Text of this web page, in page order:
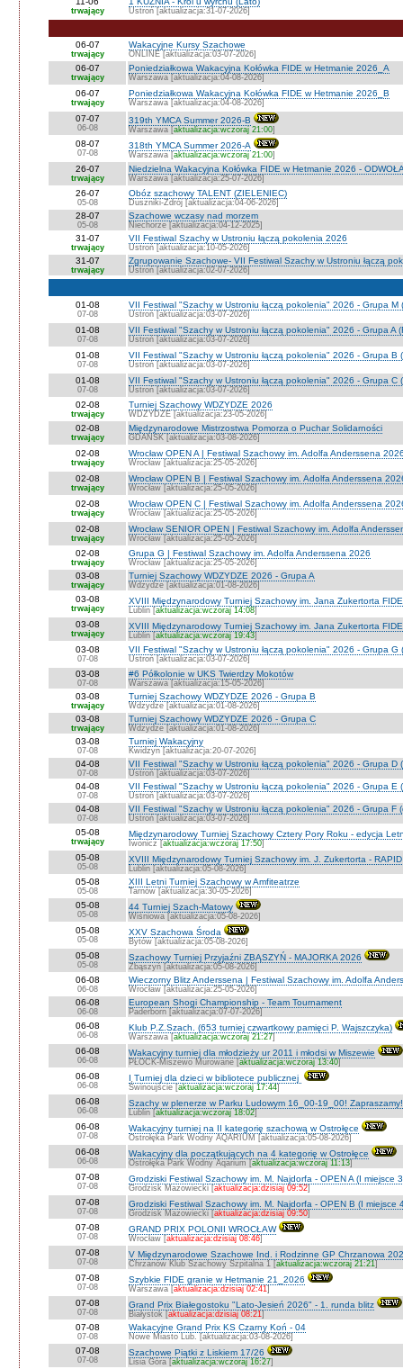
trwający Ustroń [aktualizacja:31-07-2026]
06-07
trwający
Wakacyjne Kursy Szachowe
ONLINE [aktualizacja:03-07-2026]
06-07
trwający
Poniedziałkowa Wakacyjna Kołówka FIDE w Hetmanie 2026_A
Warszawa [aktualizacja:04-08-2026]
06-07
trwający
Poniedziałkowa Wakacyjna Kołówka FIDE w Hetmanie 2026_B
Warszawa [aktualizacja:04-08-2026]
07-07
06-08
319th YMCA Summer 2026-B
Warszawa [aktualizacja:wczoraj 21:00]
08-07
07-08
318th YMCA Summer 2026-A
Warszawa [aktualizacja:wczoraj 21:00]
26-07
trwający
Niedzielna Wakacyjna Kołówka FIDE w Hetmanie 2026 -
Warszawa [aktualizacja:25-07-2026]
26-07
05-08
Obóz szachowy TALENT (ZIELENIEC)
Duszniki-Zdrój [aktualizacja:04-06-2026]
28-07
05-08
Szachowe wczasy nad morzem
Niechorze [aktualizacja:04-12-2025]
31-07
trwający
VII Festiwal Szachy w Ustroniu łączą pokolenia 2026
Ustroń [aktualizacja:10-05-2026]
31-07
trwający
Zgrupowanie Szachowe- VII Festiwal Szachy w Ustroniu łączą
Ustroń [aktualizacja:02-07-2026]
01-08
07-08
VII Festiwal "Szachy w Ustroniu łączą pokolenia" 2026 - Grupa M
Ustroń [aktualizacja:03-07-2026]
01-08
07-08
VII Festiwal "Szachy w Ustroniu łączą pokolenia" 2026 - Grupa A
Ustroń [aktualizacja:03-07-2026]
01-08
07-08
VII Festiwal "Szachy w Ustroniu łączą pokolenia" 2026 - Grupa B
Ustroń [aktualizacja:03-07-2026]
01-08
07-08
VII Festiwal "Szachy w Ustroniu łączą pokolenia" 2026 - Grupa C
Ustroń [aktualizacja:03-07-2026]
02-08
trwający
Turniej Szachowy WDZYDZE 2026
WDZYDZE [aktualizacja:23-05-2026]
02-08
trwający
Międzynarodowe Mistrzostwa Pomorza o Puchar Solidarności
GDAŃSK [aktualizacja:03-08-2026]
02-08
trwający
Wrocław OPEN A | Festiwal Szachowy im. Adolfa Anderssena
Wrocław [aktualizacja:25-05-2026]
02-08
trwający
Wrocław OPEN B | Festiwal Szachowy im. Adolfa Anderssena
Wrocław [aktualizacja:25-05-2026]
02-08
trwający
Wrocław OPEN C | Festiwal Szachowy im. Adolfa Anderssena
Wrocław [aktualizacja:25-05-2026]
02-08
trwający
Wrocław SENIOR OPEN | Festiwal Szachowy im. Adolfa
Wrocław [aktualizacja:25-05-2026]
02-08
trwający
Grupa G | Festiwal Szachowy im. Adolfa Anderssena 2026
Wrocław [aktualizacja:25-05-2026]
03-08
trwający
Turniej Szachowy WDZYDZE 2026 - Grupa A
Wdzydze [aktualizacja:01-08-2026]
03-08
trwający
XVIII Międzynarodowy Turniej Szachowy im. Jana Zukertorta
Lublin [aktualizacja:wczoraj 14:08]
03-08
trwający
XVIII Międzynarodowy Turniej Szachowy im. Jana Zukertorta
Lublin [aktualizacja:wczoraj 19:43]
03-08
07-08
VII Festiwal "Szachy w Ustroniu łączą pokolenia" 2026 - Grupa G
Ustroń [aktualizacja:03-07-2026]
03-08
07-08
#6 Półkolonie w UKS Twierdzy Mokotów
Warszawa [aktualizacja:15-05-2026]
03-08
trwający
Turniej Szachowy WDZYDZE 2026 - Grupa B
Wdzydze [aktualizacja:01-08-2026]
03-08
trwający
Turniej Szachowy WDZYDZE 2026 - Grupa C
Wdzydze [aktualizacja:01-08-2026]
03-08
07-08
Turniej Wakacyjny
Kwidzyn [aktualizacja:20-07-2026]
04-08
07-08
VII Festiwal "Szachy w Ustroniu łączą pokolenia" 2026 - Grupa D
Ustroń [aktualizacja:03-07-2026]
04-08
07-08
VII Festiwal "Szachy w Ustroniu łączą pokolenia" 2026 - Grupa E
Ustroń [aktualizacja:03-07-2026]
04-08
07-08
VII Festiwal "Szachy w Ustroniu łączą pokolenia" 2026 - Grupa F
Ustroń [aktualizacja:03-07-2026]
05-08
trwający
Międzynarodowy Turniej Szachowy Cztery Pory Roku - edycja
Iwonicz [aktualizacja:wczoraj 17:50]
05-08
05-08
XVIII Międzynarodowy Turniej Szachowy im. J. Zukertorta -
Lublin [aktualizacja:05-08-2026]
05-08
05-08
XIII Letni Turniej Szachowy w Amfiteatrze
Tarnów [aktualizacja:30-05-2026]
05-08
05-08
44 Turniej Szach-Matowy
Wiśniowa [aktualizacja:05-08-2026]
05-08
05-08
XXV Szachowa Środa
Bytów [aktualizacja:05-08-2026]
05-08
05-08
Szachowy Turniej Przyjaźni ZBĄSZYŃ - MAJORKA 2026
Zbąszyń [aktualizacja:05-08-2026]
06-08
06-08
Wieczorny Blitz Anderssena | Festiwal Szachowy im. Adolfa
Wrocław [aktualizacja:25-05-2026]
06-08
06-08
European Shogi Championship - Team Tournament
Paderborn [aktualizacja:07-07-2026]
06-08
06-08
Klub P.Z.Szach. (653 turniej czwartkowy pamięci P. Wajszczyka)
Warszawa [aktualizacja:wczoraj 21:27]
06-08
06-08
Wakacyjny turniej dla młodzieży ur 2011 i młodsi w Miszewie
PŁOCK-Miszewo Murowane [aktualizacja:wczoraj 13:40]
06-08
06-08
I Turniej dla dzieci w bibliotece publicznej
Świnoujście [aktualizacja:wczoraj 17:44]
06-08
06-08
Szachy w plenerze w Parku Ludowym 16_00-19_00! Zapraszamy!
Lublin [aktualizacja:wczoraj 18:02]
06-08
07-08
Wakacyjny turniej na II kategorię szachową w Ostrołęce
Ostrołęka Park Wodny AQARIUM [aktualizacja:05-08-2026]
06-08
06-08
Wakacyjny dla początkujących na 4 kategorię w Ostrołęce
Ostrołęka Park Wodny Aqarium [aktualizacja:wczoraj 11:13]
07-08
07-08
Grodziski Festiwal Szachowy im. M. Najdorfa - OPEN A (I miejsce
Grodzisk Mazowiecki [aktualizacja:dzisiaj 09:52]
07-08
07-08
Grodziski Festiwal Szachowy im. M. Najdorfa - OPEN B (I miejsce
Grodzisk Mazowiecki [aktualizacja:dzisiaj 09:50]
07-08
07-08
GRAND PRIX POLONII WROCŁAW
Wrocław [aktualizacja:dzisiaj 08:46]
07-08
07-08
V Międzynarodowe Szachowe Ind. i Rodzinne GP Chrzanowa
Chrzanów Klub Szachowy Szpitalna 1 [aktualizacja:wczoraj 21:21]
07-08
07-08
Szybkie FIDE granie w Hetmanie 21_2026
Warszawa [aktualizacja:dzisiaj 02:41]
07-08
07-08
Grand Prix Białegostoku "Lato-Jesień 2026" - 1. runda blitz
Białystok [aktualizacja:dzisiaj 08:21]
07-08
07-08
Wakacyjne Grand Prix KS Czarny Koń - 04
Nowe Miasto Lub. [aktualizacja:03-08-2026]
07-08
07-08
Szachowe Piątki z Liskiem 17/26
Lisia Góra [aktualizacja:wczoraj 16:27]